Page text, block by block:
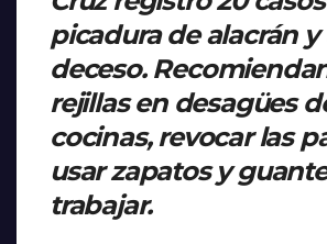
picadura de alacrán y
deceso.
rejillas en desagües
cocinas, revocar las
usar zapatos y
trabajar.